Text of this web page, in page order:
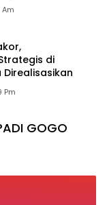
Am
di
Pm
GOGO